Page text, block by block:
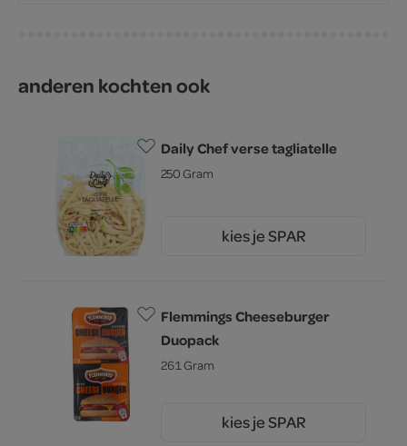
anderen kochten ook
Daily Chef verse tagliatelle
250 Gram
kies je SPAR
Flemmings Cheeseburger
Duopack
261 Gram
kies je SPAR